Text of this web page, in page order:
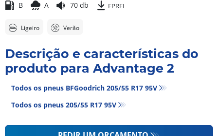
6B A 70 db EPREL
Ligeiro Verão
Descrição e características do
produto para Advantage 2
Todos os pneus BFGoodrich 205/55 R17 95V
Todos os pneus‎ 205/55 R17 95V